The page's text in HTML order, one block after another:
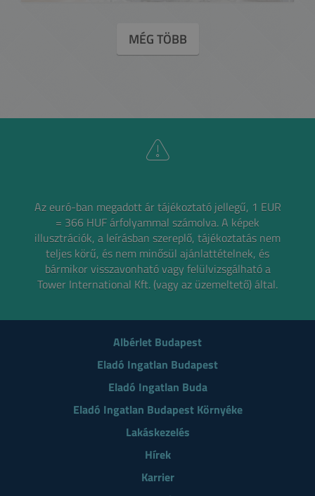
MÉG TÖBB
Az euró-ban megadott ár tájékoztató jellegű, 1 EUR
= 366 HUF árfolyammal számolva.A képek
illusztrációk, a leírásban szereplő, tájékoztatás nem
teljes körű, és nem minősül ajánlattételnek, és
bármikor visszavonható vagy felülvizsgálható a
Tower International Kft. (vagy az üzemeltető) által.
Albérlet Budapest
Eladó Ingatlan Budapest
Eladó Ingatlan Buda
Eladó Ingatlan Budapest Környéke
Lakáskezelés
Hírek
Karrier